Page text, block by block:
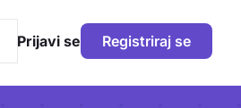
Prijavi se Registriraj se